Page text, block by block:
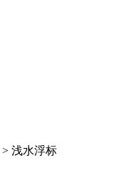
> 浅水浮标